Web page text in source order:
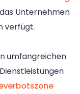
Unternehmen
verfügt.
umfangreichen